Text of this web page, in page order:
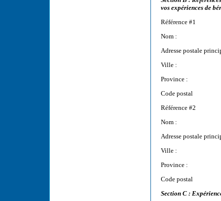
vos expériences de
Référence #1
Nom :
Adresse postale
Ville :
Province :
Code postal
Référence #2
Nom :
Adresse postale
Ville :
Province :
Code postal
Section C :